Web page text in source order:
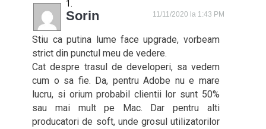
Sorin 11/11/2020 la 1:43 PM
Stiu ca putina lume face upgrade, vorbeam
strict din punctul meu de vedere.
Cat despre trasul de developeri, sa vedem
cum o sa fie. Da, pentru Adobe nu e mare
lucru, si orium probabil clientii lor sunt 50%
sau mai mult pe Mac. Dar pentru alti
producatori de soft, unde grosul utilizatorilor